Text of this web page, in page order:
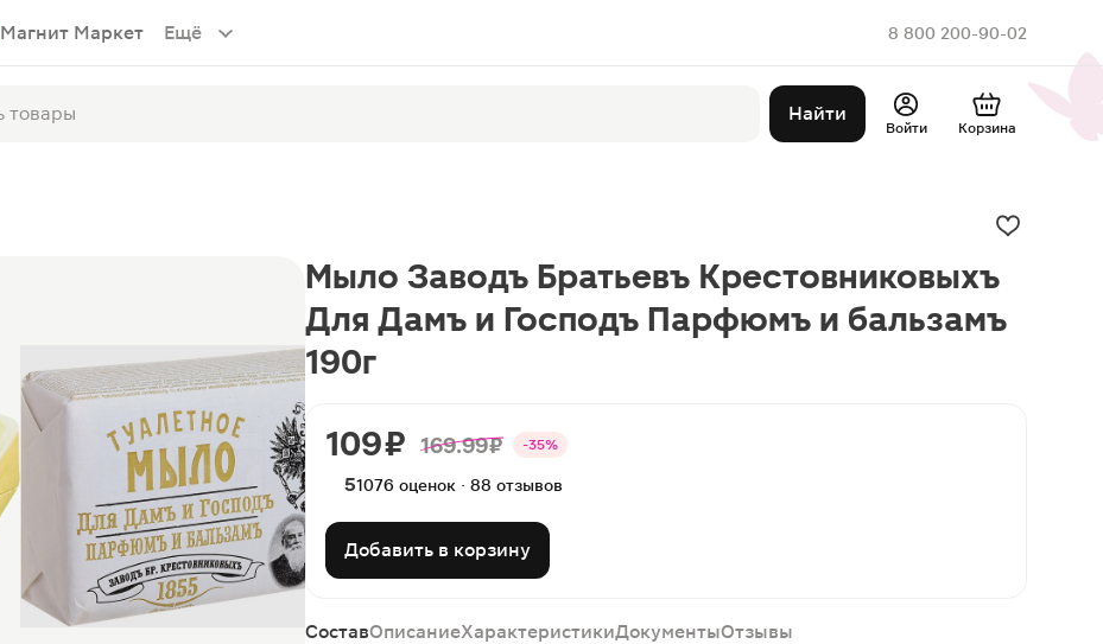
Магнит Маркет Ещё 8 800 200-90-02
Найти
Войти Корзина
Мыло Заводъ Братьевъ Крестовниковыхъ
Для Дамъ и Господъ Парфюмъ и бальзамъ
190г
109 ₽ 169.99 ₽ -35%
51076 оценок · 88 отзывов
Добавить в корзину
СоставОписаниеХарактеристикиДокументыОтзывы